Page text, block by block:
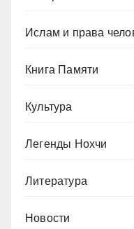
Ислам и права
Книга Памяти
Культура
Легенды Нохчи
Литература
Новости